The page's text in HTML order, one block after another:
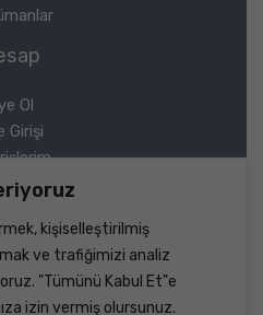
kişiselleştirilmiş
ve trafiğimizi analiz
"Tümünü Kabul Et"e
izin vermiş olursunuz.
Ol
Girişi
Takip